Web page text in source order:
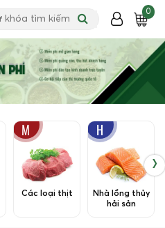
0
›
M
Các loại thịt
H
Nhà lồng thủy
hải sản